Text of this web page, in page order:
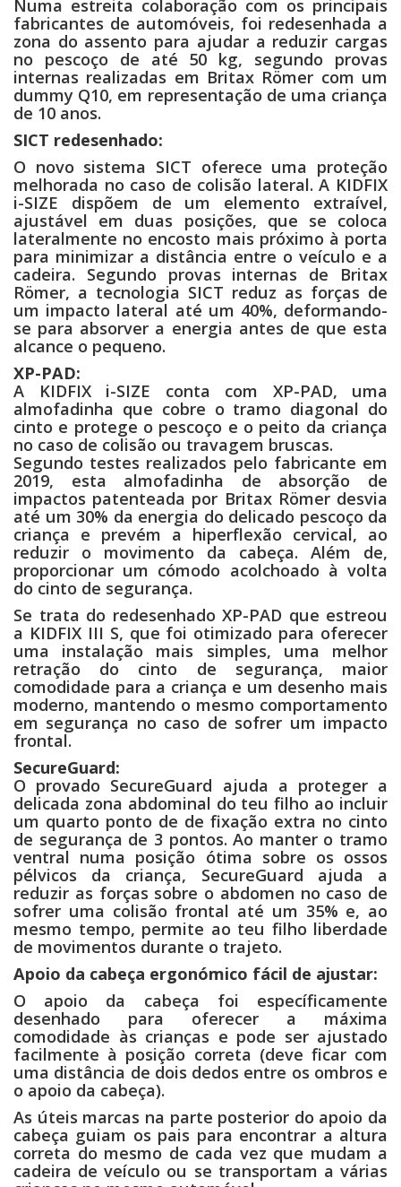
Numa estreita colaboração com os principais
fabricantes de automóveis, foi redesenhada a
zona do assento para ajudar a reduzir cargas
no pescoço de até 50 kg, segundo provas
internas realizadas em Britax Römer com um
dummy Q10, em representação de uma criança
de 10 anos.
SICT redesenhado:
O novo sistema SICT oferece uma proteção
melhorada no caso de colisão lateral. A KIDFIX
i-SIZE dispõem de um elemento extraível,
ajustável em duas posições, que se coloca
lateralmente no encosto mais próximo à porta
para minimizar a distância entre o veículo e a
cadeira. Segundo provas internas de Britax
Römer, a tecnologia SICT reduz as forças de
um impacto lateral até um 40%, deformando-
se para absorver a energia antes de que esta
alcance o pequeno.
XP-PAD:
A KIDFIX i-SIZE conta com XP-PAD, uma
almofadinha que cobre o tramo diagonal do
cinto e protege o pescoço e o peito da criança
no caso de colisão ou travagem bruscas.
Segundo testes realizados pelo fabricante em
2019, esta almofadinha de absorção de
impactos patenteada por Britax Römer desvia
até um 30% da energia do delicado pescoço da
criança e prevém a hiperflexão cervical, ao
reduzir o movimento da cabeça. Além de,
proporcionar um cómodo acolchoado à volta
do cinto de segurança.
Se trata do redesenhado XP-PAD que estreou
a KIDFIX III S, que foi otimizado para oferecer
uma instalação mais simples, uma melhor
retração do cinto de segurança, maior
comodidade para a criança e um desenho mais
moderno, mantendo o mesmo comportamento
em segurança no caso de sofrer um impacto
frontal.
SecureGuard:
O provado SecureGuard ajuda a proteger a
delicada zona abdominal do teu filho ao incluir
um quarto ponto de de fixação extra no cinto
de segurança de 3 pontos. Ao manter o tramo
ventral numa posição ótima sobre os ossos
pélvicos da criança, SecureGuard ajuda a
reduzir as forças sobre o abdomen no caso de
sofrer uma colisão frontal até um 35% e, ao
mesmo tempo, permite ao teu filho liberdade
de movimentos durante o trajeto.
Apoio da cabeça ergonómico fácil de ajustar:
O apoio da cabeça foi específicamente
desenhado para oferecer a máxima
comodidade às crianças e pode ser ajustado
facilmente à posição correta (deve ficar com
uma distância de dois dedos entre os ombros e
o apoio da cabeça).
As úteis marcas na parte posterior do apoio da
cabeça guiam os pais para encontrar a altura
correta do mesmo de cada vez que mudam a
cadeira de veículo ou se transportam a várias